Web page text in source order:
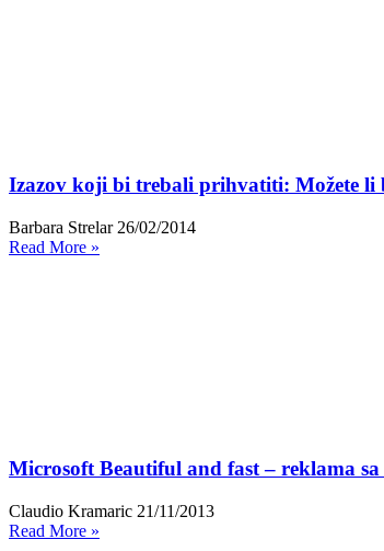
Izazov koji bi trebali prihvatiti: Možete li
Barbara Strelar 26/02/2014
Read More »
Microsoft Beautiful and fast – reklama
Claudio Kramaric 21/11/2013
Read More »